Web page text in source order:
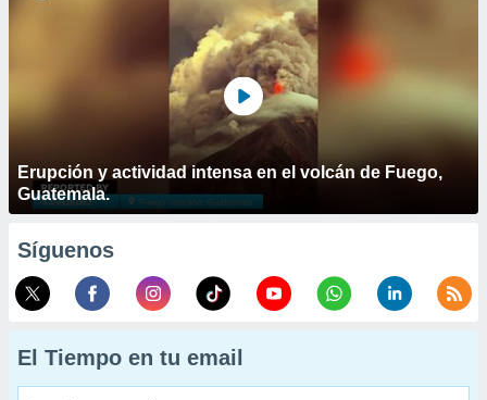
Erupción y actividad intensa en el volcán de Fuego,
Guatemala.
Síguenos
El Tiempo en tu email